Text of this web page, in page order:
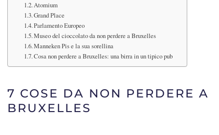
Atomium
Grand Place
Parlamento Europeo
Museo del cioccolato da non perdere a Bruxelles
Manneken Pis e la sua sorellina
Cosa non perdere a Bruxelles: una birra in un tipico pub
7 COSE DA NON PERDERE A
BRUXELLES